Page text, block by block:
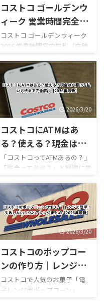
コストコ ゴールデンウ
ィーク 営業時間完全レ
ビュー｜混雑状況や回
避法も紹介！
コストコ ゴールデンウィーク
2026 営業時間案内無料（店舗
利用時）／デリバリーは別途
送料ありGW2026-COSTCO-01
GWゴールデンウィーク期間中
のコストコ営業時間と混雑状
況について詳しくはこちら GW
ゴールデンウィーク期間中の
お買い得コストコ割引セール
商品一覧はこちら GWゴールデ
ンウィーク期間中のコストコ
がゴールデンウィークにコス
トコを訪れるのは毎年の楽し
みの一つですが、この時期の
営業時間変更や混雑状況には
いつも気を遣います。特に
2026年のゴールデンウィーク
は最 ...
2026/3/20
コストコにATMはあ
る？使える？現金は必
要？支払い方法まで完
全解説【2026年最新】
「コストコってATMあるの？」
「現金って必要？」と疑問に思
ったことはありませんか？ 結
論から言うと、コストコは基本
的にキャッシュレス中心の店
舗で、ATMの設置状況や使い方
も一般のスーパーとは少し違
います。 この記事では、コス
トコのATM事情について、設置
の有無・使える銀行・手数
料・現金が必要な場面までわ
結論・コストコ店舗内にATMが
ある場合もあるが「必ずある
2026/3/20
コストコのポップコー
ンの作り方｜レンジで
簡単！失敗しないコツ
とアレンジまとめ
コストコで人気のお菓子「電
子レンジ用ポップコーン」。
「どうやって作るの？」「爆発